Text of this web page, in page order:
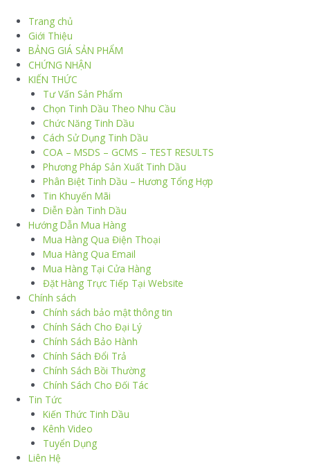
Trang chủ
Giới Thiệu
BẢNG GIÁ SẢN PHẨM
CHỨNG NHẬN
KIẾN THỨC
Tư Vấn Sản Phẩm
Chọn Tinh Dầu Theo Nhu Cầu
Chức Năng Tinh Dầu
Cách Sử Dụng Tinh Dầu
COA – MSDS – GCMS – TEST RESULTS
Phương Pháp Sản Xuất Tinh Dầu
Phân Biệt Tinh Dầu – Hương Tổng Hợp
Tin Khuyến Mãi
Diễn Đàn Tinh Dầu
Hướng Dẫn Mua Hàng
Mua Hàng Qua Điện Thoại
Mua Hàng Qua Email
Mua Hàng Tại Cửa Hàng
Đặt Hàng Trực Tiếp Tại Website
Chính sách
Chính sách bảo mật thông tin
Chính Sách Cho Đại Lý
Chính Sách Bảo Hành
Chính Sách Đổi Trả
Chính Sách Bồi Thường
Chính Sách Cho Đối Tác
Tin Tức
Kiến Thức Tinh Dầu
Kênh Video
Tuyển Dụng
Liên Hệ